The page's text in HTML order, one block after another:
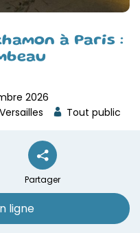
à Paris :
2026
Tout public
Partager
ligne